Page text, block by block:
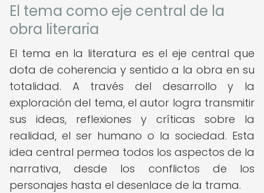
El tema como eje central de la
obra literaria
El tema en la literatura es el eje central que
dota de coherencia y sentido a la obra en su
totalidad. A través del desarrollo y la
exploración del tema, el autor logra transmitir
sus ideas, reflexiones y críticas sobre la
realidad, el ser humano o la sociedad. Esta
idea central permea todos los aspectos de la
narrativa, desde los conflictos de los
personajes hasta el desenlace de la trama.